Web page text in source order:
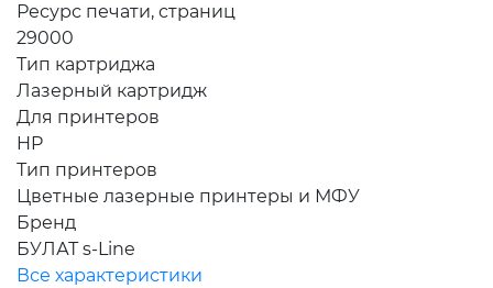
Ресурс печати, страниц
29000
Тип картриджа
Лазерный картридж
Для принтеров
HP
Тип принтеров
Цветные лазерные принтеры и МФУ
Бренд
БУЛАТ s-Line
Все характеристики